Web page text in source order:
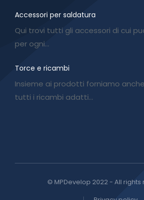
Accessori per saldatura
Qui trovi tutti gli accessori di cui
per ogni…
Torce e ricambi
Insieme ai prodotti forniamo
tutti i ricambi adatti…
© MPDevelop 2022 - All rights